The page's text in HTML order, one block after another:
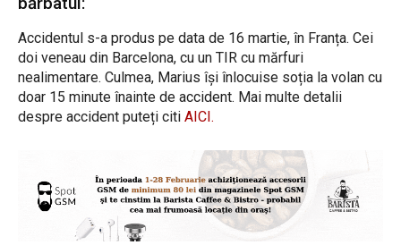
Accidentul s-a produs pe data de 16 martie, în Franța. Cei
doi veneau din Barcelona, cu un TIR cu mărfuri
nealimentare. Culmea, Marius își înlocuise soția la volan cu
doar 15 minute înainte de accident. Mai multe detalii
despre accident puteți citi AICI.